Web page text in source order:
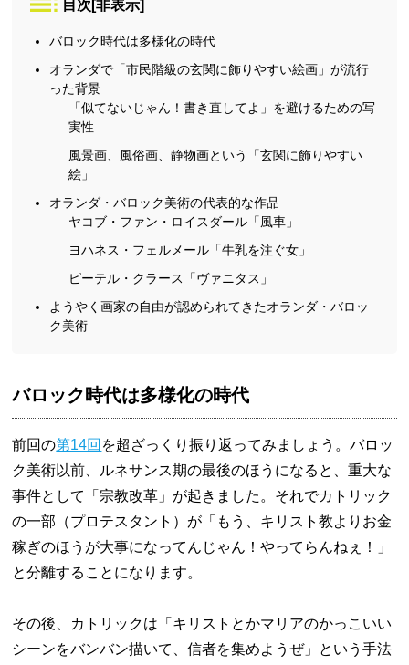
目次 [非表示]
バロック時代は多様化の時代
オランダで「市民階級の玄関に飾りやすい絵画」が流行
った背景
「似てないじゃん！書き直してよ」を避けるための写
実性
風景画、風俗画、静物画という「玄関に飾りやすい
絵」
オランダ・バロック美術の代表的な作品
ヤコブ・ファン・ロイスダール「風車」
ヨハネス・フェルメール「牛乳を注ぐ女」
ピーテル・クラース「ヴァニタス」
ようやく画家の自由が認められてきたオランダ・バロッ
ク美術
バロック時代は多様化の時代
前回の第14回 を超ざっくり振り返ってみましょう。バロッ
ク美術以前、ルネサンス期の最後のほうになると、重大な
事件として「宗教改革」が起きました。それでカトリック
の一部（プロテスタント）が「もう、キリスト教よりお金
稼ぎのほうが大事になってんじゃん！やってらんねぇ！」
と分離することになります。
その後、カトリックは「キリストとかマリアのかっこいい
シーンをバンバン描いて、信者を集めようぜ」という手法